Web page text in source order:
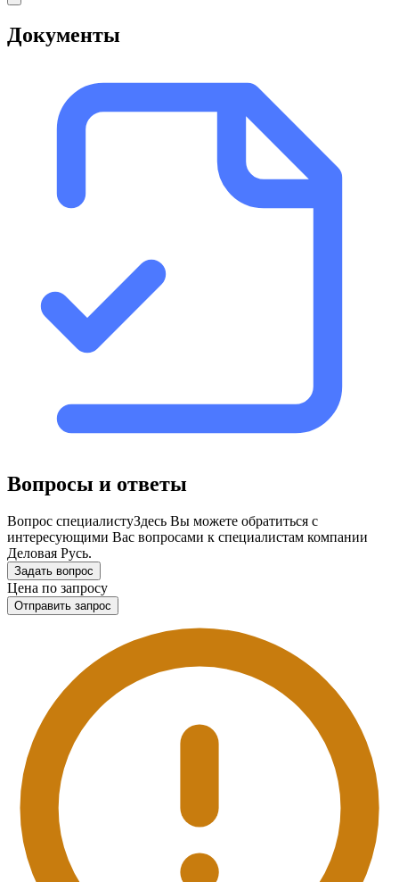
Документы
Вопросы и ответы
Вопрос специалистуЗдесь Вы можете обратиться с
интересующими Вас вопросами к специалистам компании
Деловая Русь.
Задать вопрос
Цена по запросу
Отправить запрос